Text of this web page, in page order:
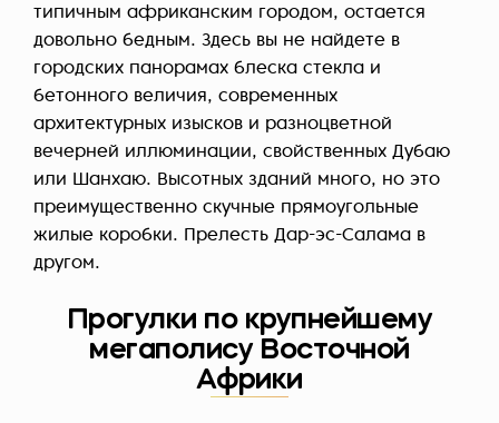
типичным африканским городом, остается
довольно бедным. Здесь вы не найдете в
городских панорамах блеска стекла и
бетонного величия, современных
архитектурных изысков и разноцветной
вечерней иллюминации, свойственных Дубаю
или Шанхаю. Высотных зданий много, но это
преимущественно скучные прямоугольные
жилые коробки. Прелесть Дар-эс-Салама в
другом.
Прогулки по крупнейшему
мегаполису Восточной
Африки